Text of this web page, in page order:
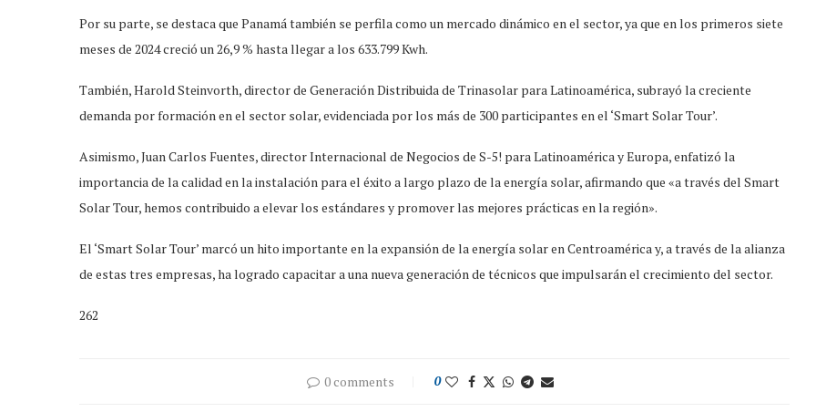
Por su parte, se destaca que Panamá también se perfila como un mercado dinámico en el sector, ya que en los primeros siete
meses de 2024 creció un 26,9 % hasta llegar a los 633.799 Kwh.
También, Harold Steinvorth, director de Generación Distribuida de Trinasolar para Latinoamérica, subrayó la creciente
demanda por formación en el sector solar, evidenciada por los más de 300 participantes en el ‘Smart Solar Tour’.
Asimismo, Juan Carlos Fuentes, director Internacional de Negocios de S-5! para Latinoamérica y Europa, enfatizó la
importancia de la calidad en la instalación para el éxito a largo plazo de la energía solar, afirmando que «a través del Smart
Solar Tour, hemos contribuido a elevar los estándares y promover las mejores prácticas en la región».
El ‘Smart Solar Tour’ marcó un hito importante en la expansión de la energía solar en Centroamérica y, a través de la alianza
de estas tres empresas, ha logrado capacitar a una nueva generación de técnicos que impulsarán el crecimiento del sector.
262
0 comments 0